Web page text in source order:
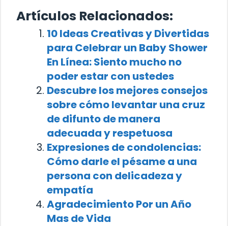
Artículos Relacionados:
10 Ideas Creativas y Divertidas
para Celebrar un Baby Shower
En Línea: Siento mucho no
poder estar con ustedes
Descubre los mejores consejos
sobre cómo levantar una cruz
de difunto de manera
adecuada y respetuosa
Expresiones de condolencias:
Cómo darle el pésame a una
persona con delicadeza y
empatía
Agradecimiento Por un Año
Mas de Vida